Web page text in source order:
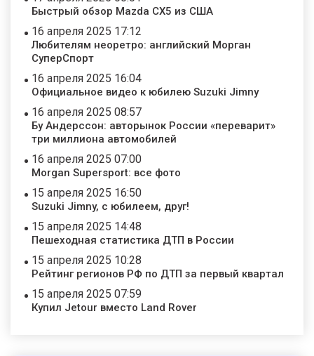
Быстрый обзор Mazda CX5 из США
16 апреля 2025 17:12
Любителям неоретро: английский Морган
СуперСпорт
16 апреля 2025 16:04
Официальное видео к юбилею Suzuki Jimny
16 апреля 2025 08:57
Бу Андерссон: авторынок России «переварит»
три миллиона автомобилей
16 апреля 2025 07:00
Morgan Supersport: все фото
15 апреля 2025 16:50
Suzuki Jimny, с юбилеем, друг!
15 апреля 2025 14:48
Пешеходная статистика ДТП в России
15 апреля 2025 10:28
Рейтинг регионов РФ по ДТП за первый квартал
15 апреля 2025 07:59
Купил Jetour вместо Land Rover